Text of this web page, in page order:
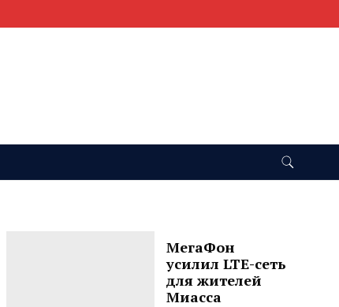
МегаФон
усилил LTE-сеть
для жителей
Миасса